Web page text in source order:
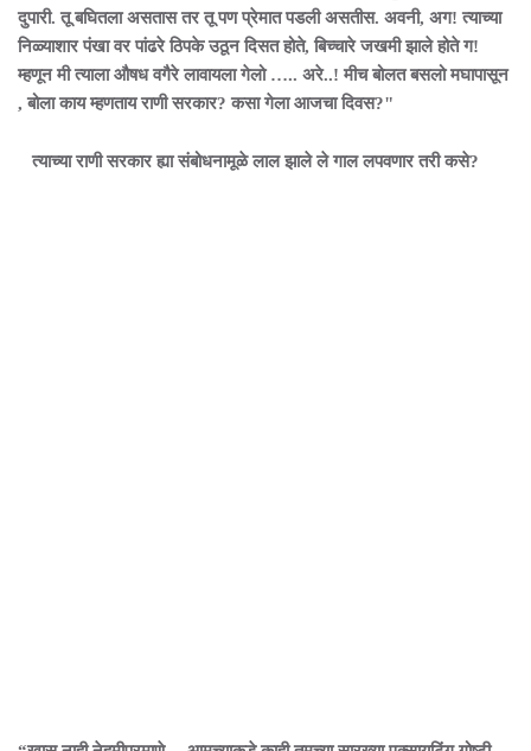
दुपारी. तू बघितला असतास तर तू पण प्रेमात पडली असतीस. अवनी, अग! त्याच्या
निळ्याशार पंखा वर पांढरे ठिपके उठून दिसत होते, बिच्चारे जखमी झाले होते ग!
म्हणून मी त्याला औषध वगैरे लावायला गेलो ….. अरे..! मीच बोलत बसलो मघापासून
, बोला काय म्हणताय राणी सरकार? कसा गेला आजचा दिवस?"
त्याच्या राणी सरकार ह्या संबोधनामूळे लाल झाले ले गाल लपवणार तरी कसे?